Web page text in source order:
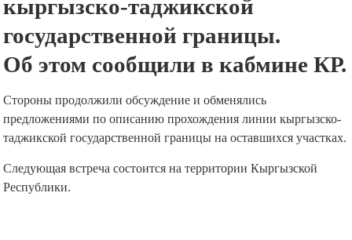
кыргызско-таджикской
государственной границы.
Об этом сообщили в кабмине КР.
Стороны продолжили обсуждение и обменялись
предложениями по описанию прохождения линии кыргызско-
таджикской государственной границы на оставшихся участках.
Следующая встреча состоится на территории Кыргызской
Республики.